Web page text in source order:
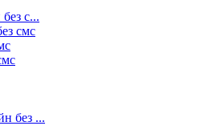
с...
смс
без ...